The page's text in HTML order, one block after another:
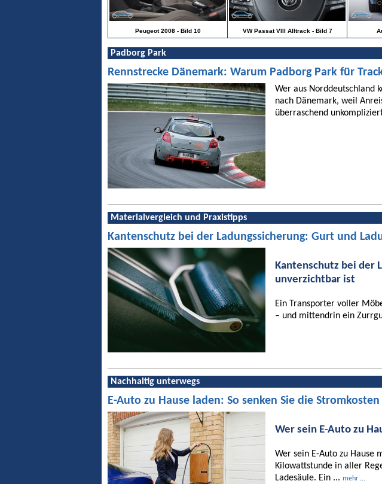
Peugeot 2008 - Bild 10 VW Passat VIII Alltrack - Bild 7
Padborg Park
Rennstrecke Dänemark: Warum Padborg Park für
Wer aus Norddeutschland
nach Dänemark, weil
überraschend
Materialvergleich und Praxistipps
Kantenschutz bei der Ladungssicherung: Gurt und
Kantenschutz bei der
unverzichtbar ist
Ein Transporter voller
– und mittendrin ein
Nachhaltig unterwegs
E-Auto zu Hause laden: So senken Sie die
Wer sein E-Auto zu
Wer sein E-Auto zu Hause
Kilowattstunde in aller
Ladesäule. Ein ... mehr ...